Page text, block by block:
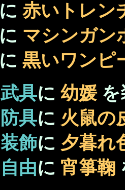
に 赤いトレン
に マシンガン
に 黒いワンピ
武具に 幼媛を
防具に 火鼠の
装飾に 夕暮れ
自由に 宵箏鞠